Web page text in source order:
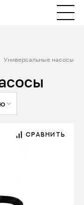
Универсальные насосы
СРАВНИТЬ